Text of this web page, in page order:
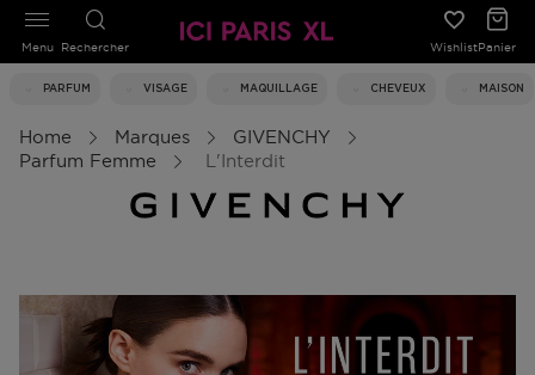
Rechercher WishlistPanier
PARFUM VISAGE MAQUILLAGE CHEVEUX MAISON
Menu
Home Marques
GIVENCHY
Parfum Femme
L'Interdit